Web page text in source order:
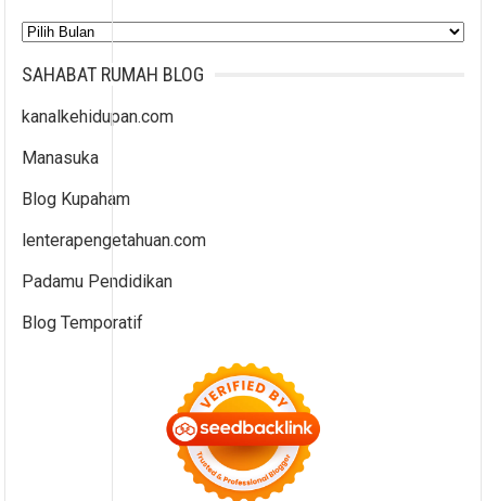
Arsip
SAHABAT RUMAH BLOG
kanalkehidupan.com
Manasuka
Blog Kupaham
lenterapengetahuan.com
Padamu Pendidikan
Blog Temporatif